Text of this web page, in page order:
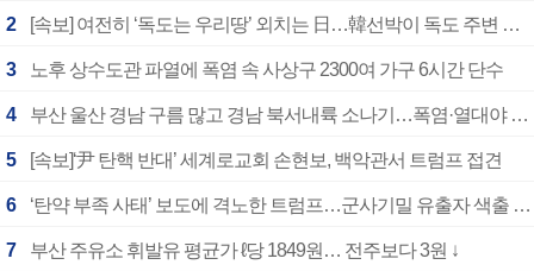
2 [속보] 여전히 ‘독도는 우리땅’ 외치는 日…韓선박이 독도 주변 해양조사 활동하자 반발
3 노후 상수도관 파열에 폭염 속 사상구 2300여 가구 6시간 단수
4 부산 울산 경남 구름 많고 경남 북서내륙 소나기…폭염·열대야 계속
5 [속보]‘尹 탄핵 반대’ 세계로교회 손현보, 백악관서 트럼프 접견
6 ‘탄약 부족 사태’ 보도에 격노한 트럼프…군사기밀 유출자 색출 지시
7 부산 주유소 휘발유 평균가 ℓ당 1849원… 전주보다 3원 ↓